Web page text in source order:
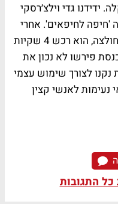
ידידנו גדי וילצ׳רסקי
'חיפה לחיפאים'. אחרי
שלקחו לו את המגפון והפכו את החולצה, הוא רכש 4 שקיות
פירשו לא נכון את
לצורך שימוש עצמי
נעימות לאנשי קצין
התגובות